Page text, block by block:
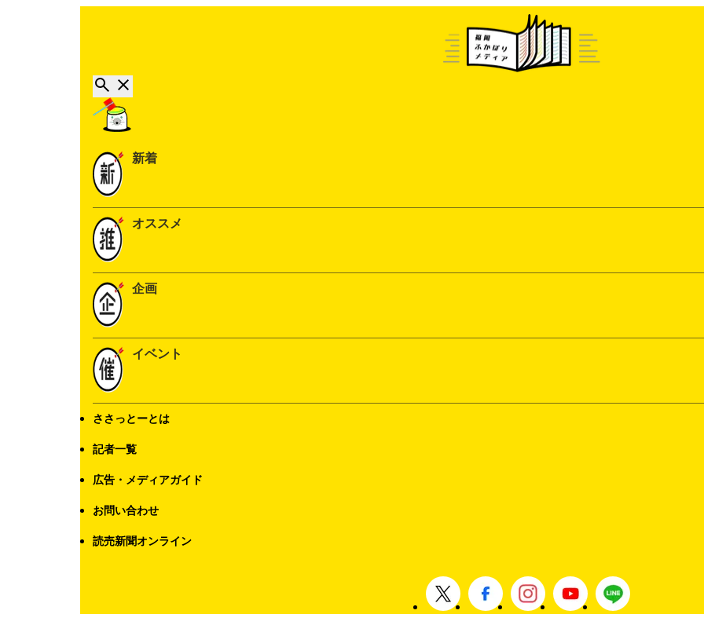
新着
オススメ
企画
イベント
ささっとーとは
記者一覧
広告・メディアガイド
お問い合わせ
読売新聞オンライン